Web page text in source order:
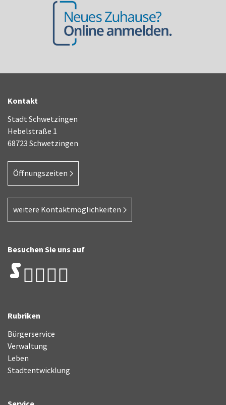
Kontakt
Stadt Schwetzingen
Hebelstraße 1
68723 Schwetzingen
Öffnungszeiten
weitere Kontaktmöglichkeiten
Besuchen Sie uns auf
Rubriken
Bürgerservice
Verwaltung
Leben
Stadtentwicklung